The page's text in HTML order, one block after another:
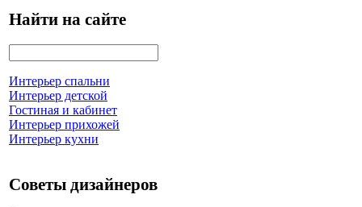
Найти на сайте
Интерьер спальни
Интерьер детской
Гостиная и кабинет
Интерьер прихожей
Интерьер кухни
Советы дизайнеров